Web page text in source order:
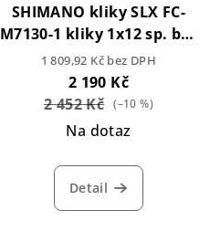
SHIMANO kliky SLX FC-
M7130-1 kliky 1x12 sp. bez
převodníku, 170 mm
1 809,92 Kč bez DPH
2 190 Kč
2 452 Kč (–10 %)
Na dotaz
Detail